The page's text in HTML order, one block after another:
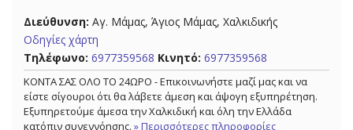
Διεύθυνση: Αγ. Μάμας, Άγιος Μάμας, Χαλκιδικής
Οδηγίες χάρτη
Τηλέφωνο: 6977359568 Κινητό: 6977359568
ΚΟΝΤΑ ΣΑΣ ΟΛΟ ΤΟ 24ΩΡΟ - Επικοινωνήστε μαζί μας και να
είστε σίγουροι ότι θα λάβετε άμεση και άψογη εξυπηρέτηση.
Εξυπηρετούμε άμεσα την Χαλκιδική και όλη την Ελλάδα
κατόπιν συνεννόησης. » Περισσότερες πληροφορίες